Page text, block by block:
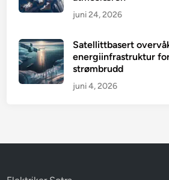
juni 24, 2026
Satellittbasert
energiinfrastruktur
strømbrudd
juni 4, 2026